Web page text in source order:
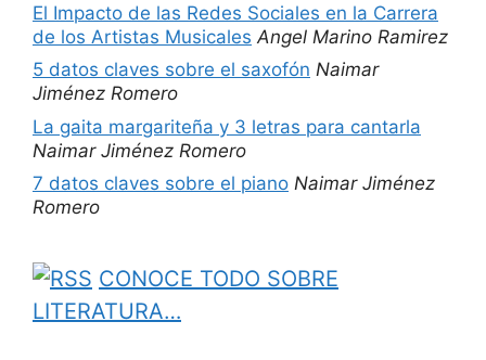
El Impacto de las Redes Sociales en la Carrera
de los Artistas Musicales Angel Marino Ramirez
5 datos claves sobre el saxofón Naimar
Jiménez Romero
La gaita margariteña y 3 letras para cantarla
Naimar Jiménez Romero
7 datos claves sobre el piano Naimar Jiménez
Romero
CONOCE TODO SOBRE
LITERATURA…